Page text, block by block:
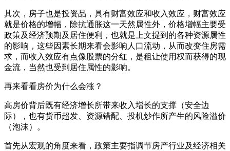
其次，房子也是投资品，具有财富效应和收入效应，财富效应
就是价格的增幅，除抗通胀这一天然属性外，价格增幅主要受
政策及经济预期及居住便利，也就是上文提到的各种资源属性
的影响，这些因素长期来看会影响人口流动，从而改变住房需
求，而收入效应有点像股票的分红，是租让使用权而获得的现
金流，当然也受到居住属性的影响。
再来看看房价为什么会涨？
高房价背后既有经济增长所带来收入增长的支撑（安全边
际），也有货币超发、资源错配、投机炒作所产生的风险溢价
（泡沫）。
首先从宏观的角度来看，政策主要指调节房产行业及经济相关